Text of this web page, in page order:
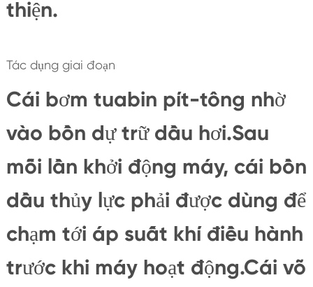
thiện.
Tác dụng giai đoạn
Cái bơm tuabin pít-tông nhờ
vào bồn dự trữ dầu hơi.Sau
mỗi lần khởi động máy, cái bồn
dầu thủy lực phải được dùng để
chạm tới áp suất khí điều hành
trước khi máy hoạt động.Cái võ